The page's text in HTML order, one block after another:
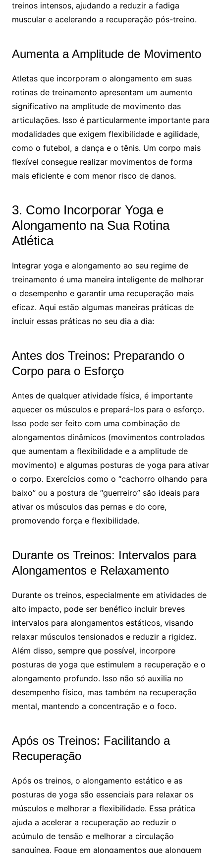
treinos intensos, ajudando a reduzir a fadiga
muscular e acelerando a recuperação pós-treino.
Aumenta a Amplitude de Movimento
Atletas que incorporam o alongamento em suas
rotinas de treinamento apresentam um aumento
significativo na amplitude de movimento das
articulações. Isso é particularmente importante para
modalidades que exigem flexibilidade e agilidade,
como o futebol, a dança e o tênis. Um corpo mais
flexível consegue realizar movimentos de forma
mais eficiente e com menor risco de danos.
3. Como Incorporar Yoga e
Alongamento na Sua Rotina
Atlética
Integrar yoga e alongamento ao seu regime de
treinamento é uma maneira inteligente de melhorar
o desempenho e garantir uma recuperação mais
eficaz. Aqui estão algumas maneiras práticas de
incluir essas práticas no seu dia a dia:
Antes dos Treinos: Preparando o
Corpo para o Esforço
Antes de qualquer atividade física, é importante
aquecer os músculos e prepará-los para o esforço.
Isso pode ser feito com uma combinação de
alongamentos dinâmicos (movimentos controlados
que aumentam a flexibilidade e a amplitude de
movimento) e algumas posturas de yoga para ativar
o corpo. Exercícios como o “cachorro olhando para
baixo” ou a postura de “guerreiro” são ideais para
ativar os músculos das pernas e do core,
promovendo força e flexibilidade.
Durante os Treinos: Intervalos para
Alongamentos e Relaxamento
Durante os treinos, especialmente em atividades de
alto impacto, pode ser benéfico incluir breves
intervalos para alongamentos estáticos, visando
relaxar músculos tensionados e reduzir a rigidez.
Além disso, sempre que possível, incorpore
posturas de yoga que estimulem a recuperação e o
alongamento profundo. Isso não só auxilia no
desempenho físico, mas também na recuperação
mental, mantendo a concentração e o foco.
Após os Treinos: Facilitando a
Recuperação
Após os treinos, o alongamento estático e as
posturas de yoga são essenciais para relaxar os
músculos e melhorar a flexibilidade. Essa prática
ajuda a acelerar a recuperação ao reduzir o
acúmulo de tensão e melhorar a circulação
sanguínea. Foque em alongamentos que alonguem